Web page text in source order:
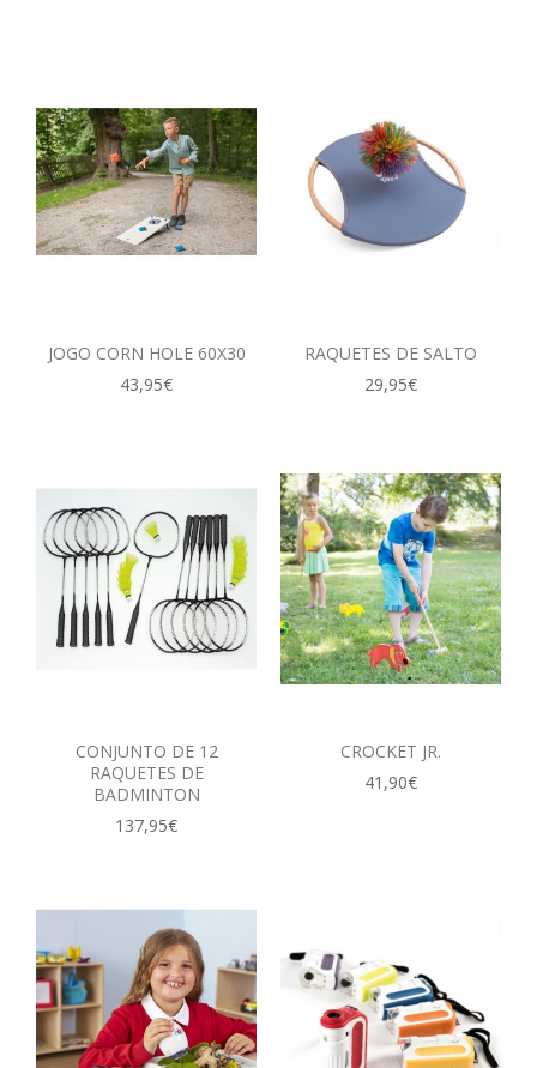
JOGO CORN HOLE 60X30
43,95€
RAQUETES DE SALTO
29,95€
CONJUNTO DE 12
RAQUETES DE
BADMINTON
137,95€
CROCKET JR.
41,90€